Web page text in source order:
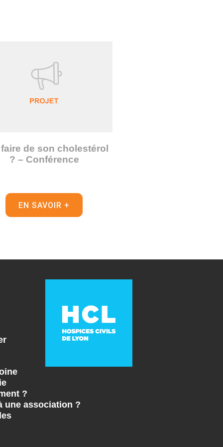
de son cholestérol
? – Conférence
EN SAVOIR +
?
une association ?